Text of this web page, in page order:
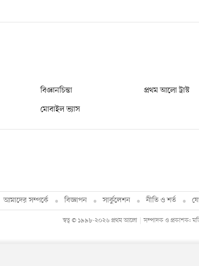
বিজ্ঞানচিন্তা প্রথম আলো ট্রাস্ট
মোবাইল ভ্যাস
আমাদের সম্পর্কে বিজ্ঞাপন সার্কুলেশন নীতি ও শর্ত
স্বত্ব © ১৯৯৮-২০২৬ প্রথম আলো সম্পাদক ও প্রকাশক: